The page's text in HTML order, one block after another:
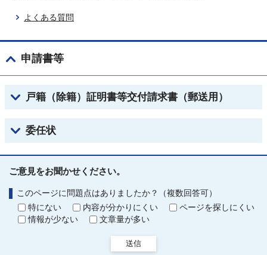
よくある質問
申請書等
戸籍（除籍）証明書等交付請求書（郵送用）
委任状
ご意見をお聞かせください。
このページに問題点はありましたか？（複数回答可）
特にない
内容が分かりにくい
ページを探しにくい
情報が少ない
文章量が多い
送信